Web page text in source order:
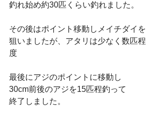
釣れ始め約30匹くらい釣れました。
その後はポイント移動しメイチダイを
狙いましたが、アタリは少なく数匹程
度
最後にアジのポイントに移動し
30cm前後のアジを15匹程釣って
終了しました。